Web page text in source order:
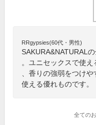
RRgypsies(60代・男性)
SAKURA&NATURAL
。ユニセックスで使
、香りの強弱をつけ
使える優れものです。
全ての